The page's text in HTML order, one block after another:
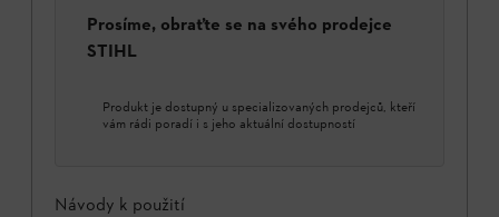
Prosíme, obraťte se na svého prodejce
STIHL
Produkt je dostupný u specializovaných prodejců, kteří
vám rádi poradí i s jeho aktuální dostupností
Návody k použití